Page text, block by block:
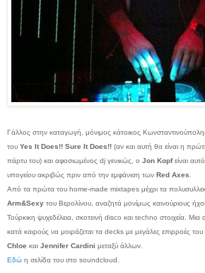
Γάλλος στην καταγωγή, μόνιμος κάτοικος
του Yes It Does!! Sure It Does!! (αν και αυτή θα είναι η
πάρτυ του) και αφοσιωμένος dj γενικώς, ο Jon Kopfείναι
υπογείου ακριβώς πριν από την εμφάνιση των Red Axes.
Από τα πρώτα του home-made mixtapes μέχρι τα
Arm&Sexy του Βερολίνου, αναζητά μονίμως καινούριους
Τούρκικη ψυχεδέλεια, σκοτεινή disco και techno στοιχεία. Μια
κατά καιρούς να μοιράζεται τα decks με μεγάλες επιρροές
Chloe και Jennifer Cardini μεταξύ άλλων.
Εδώ η σελίδα του στο soundcloud.